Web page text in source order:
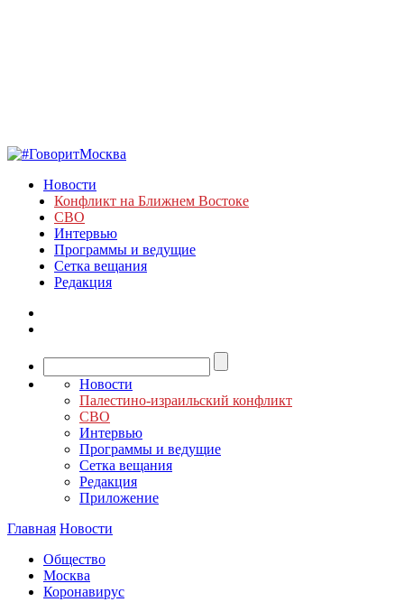
Новости
Конфликт на Ближнем Востоке
СВО
Интервью
Программы и ведущие
Сетка вещания
Редакция
Новости
Палестино-израильский конфликт
СВО
Интервью
Программы и ведущие
Сетка вещания
Редакция
Приложение
Главная Новости
Общество
Москва
Коронавирус